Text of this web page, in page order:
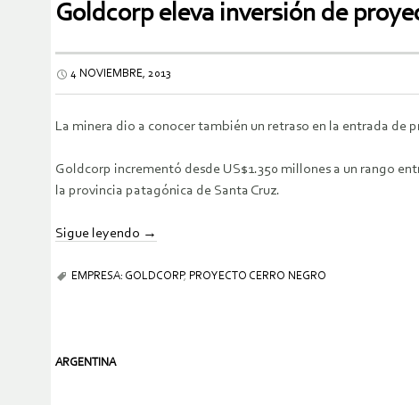
Goldcorp eleva inversión de
4 NOVIEMBRE, 2013
La minera dio a conocer también un retraso en la entrada de
Goldcorp incrementó desde US$1.350 millones a un rango
la provincia patagónica de Santa Cruz.
Sigue leyendo →
EMPRESA: GOLDCORP, PROYECTO CERRO NEGRO
ARGENTINA